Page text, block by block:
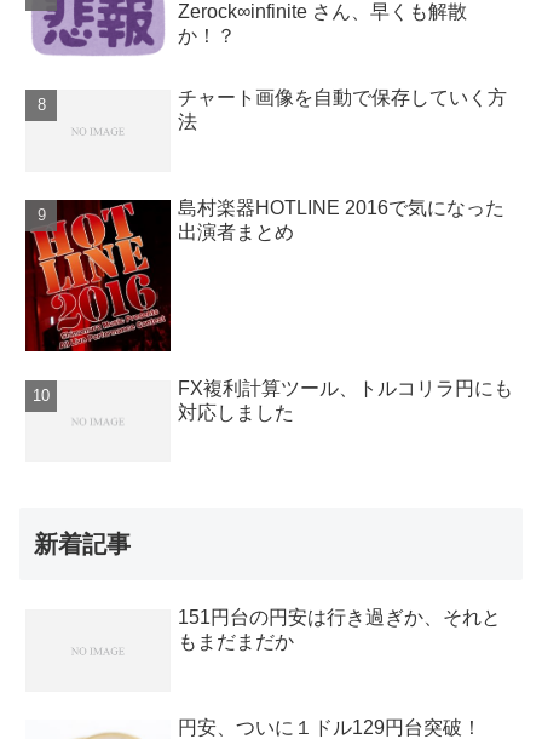
Zerock∞infinite さん、早くも解散
か！？
チャート画像を自動で保存していく方
法
島村楽器HOTLINE 2016で気になった
出演者まとめ
FX複利計算ツール、トルコリラ円にも
対応しました
新着記事
151円台の円安は行き過ぎか、それと
もまだまだか
円安、ついに１ドル129円台突破！